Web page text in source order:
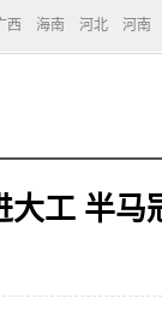
西 海南 河北 河南
工 半马